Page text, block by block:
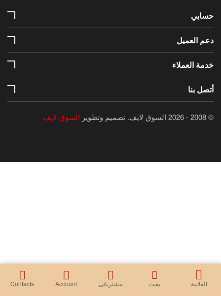
حسابي
دعم العميل
خدمة العملاء
أتصل بنا
© 2008 - 2026 السوق لايف. تصميم وتطوير السوق لايف
القائمة بحث مشترياتى Account
Contacts